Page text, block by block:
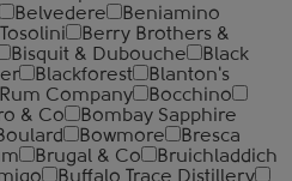
Belvedere
Beniamino
Berry Brothers &
Bisquit & Dubouche
Black
Blackforest
Blanton's
Company
Bocchino
& Co
Bombay Sapphire
Bowmore
Bresca
Brugal & Co
Bruichladdich